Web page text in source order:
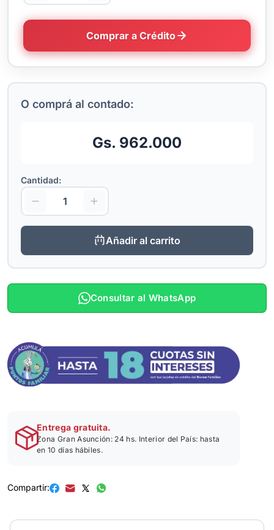
Comprar a Crédito
O comprá al contado:
Gs. 962.000
Cantidad:
Añadir al carrito
Consultar al WhatsApp
Entrega gratuita.
Zona Gran Asunción: 24 hs. Interior del País: hasta
en 10 días hábiles.
Compartir: